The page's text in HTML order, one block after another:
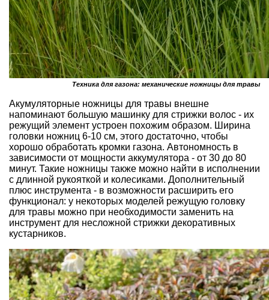
Техника для газона: механические ножницы для травы
Акумуляторные ножницы для травы внешне
напоминают большую машинку для стрижки волос - их
режущий элемент устроен похожим образом. Ширина
головки ножниц 6-10 см, этого достаточно, чтобы
хорошо обработать кромки газона. Автономность в
зависимости от мощности аккумулятора - от 30 до 80
минут. Такие ножницы также можно найти в исполнении
с длинной рукояткой и колесиками. Дополнительный
плюс инструмента - в возможности расширить его
функционал: у некоторых моделей режущую головку
для травы можно при необходимости заменить на
инструмент для несложной стрижки декоративных
кустарников.